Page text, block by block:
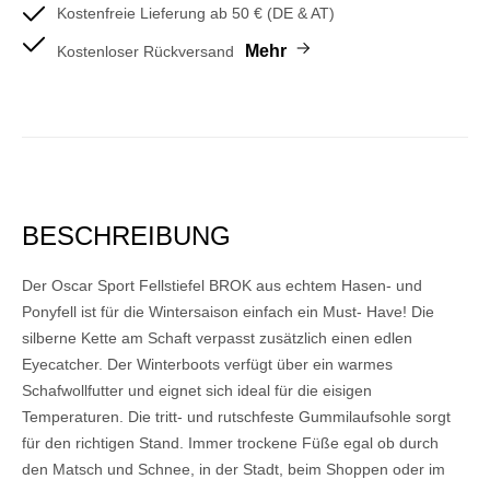
Kostenfreie Lieferung ab 50 € (DE & AT)
Kostenloser Rückversand Mehr
BESCHREIBUNG
Der Oscar Sport Fellstiefel BROK aus echtem Hasen- und
Ponyfell ist für die Wintersaison einfach ein Must- Have! Die
silberne Kette am Schaft verpasst zusätzlich einen edlen
Eyecatcher. Der Winterboots verfügt über ein warmes
Schafwollfutter und eignet sich ideal für die eisigen
Temperaturen. Die tritt- und rutschfeste Gummilaufsohle sorgt
für den richtigen Stand. Immer trockene Füße egal ob durch
den Matsch und Schnee, in der Stadt, beim Shoppen oder im